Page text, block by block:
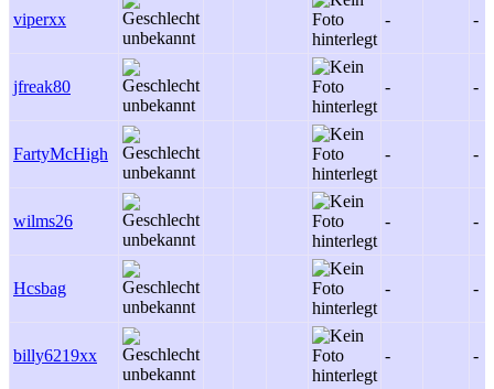
viperxx - -
jfreak80 - -
FartyMcHigh - -
wilms26 - -
Hcsbag - -
billy6219xx - -